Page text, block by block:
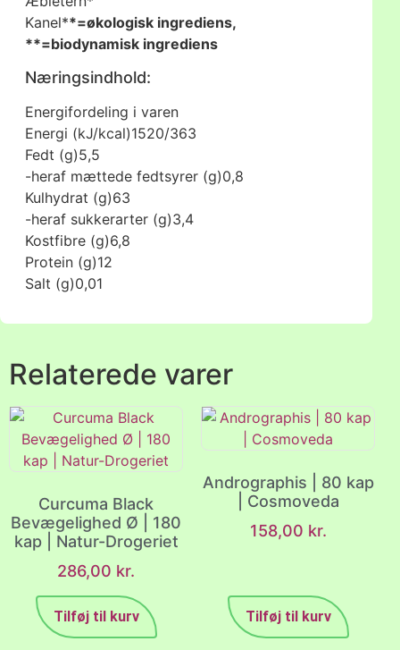
Kanel**=økologisk ingrediens,
**=biodynamisk ingrediens
Næringsindhold:
Energifordeling i varen
Energi (kJ/kcal)1520/363
Fedt (g)5,5
-heraf mættede fedtsyrer (g)0,8
Kulhydrat (g)63
-heraf sukkerarter (g)3,4
Kostfibre (g)6,8
Protein (g)12
Salt (g)0,01
Relaterede varer
Curcuma Black
Bevægelighed Ø | 180
kap | Natur-Drogeriet
286,00 kr.
Tilføj til kurv
Andrographis | 80 kap
| Cosmoveda
158,00 kr.
Tilføj til kurv